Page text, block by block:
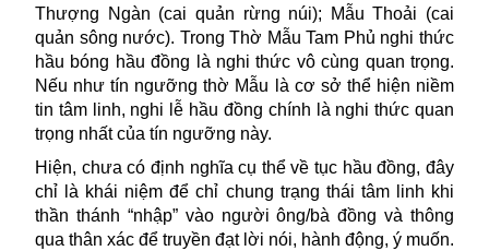
Thượng Ngàn (cai quản rừng núi); Mẫu Thoải (cai
quản sông nước). Trong Thờ Mẫu Tam Phủ nghi thức
hầu bóng hầu đồng là nghi thức vô cùng quan trọng.
Nếu như tín ngưỡng thờ Mẫu là cơ sở thể hiện niềm
tin tâm linh, nghi lễ hầu đồng chính là nghi thức quan
trọng nhất của tín ngưỡng này.
Hiện, chưa có định nghĩa cụ thể về tục hầu đồng, đây
chỉ là khái niệm để chỉ chung trạng thái tâm linh khi
thần thánh “nhập” vào người ông/bà đồng và thông
qua thân xác để truyền đạt lời nói, hành động, ý muốn.